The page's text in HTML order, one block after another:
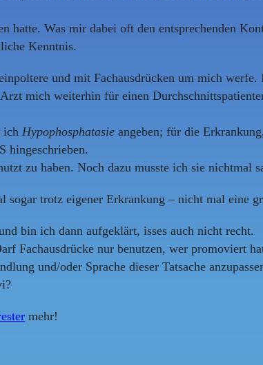
hatte. Was mir dabei oft den entsprechenden
Kenntnis.
und mit Fachausdrücken um mich werfe.
mich weiterhin für einen
ich Hypophosphatasie angeben; für die
hingeschrieben.
zu haben. Noch dazu musste ich sie nichtmal
trotz eigener Erkrankung – nicht mal eine
bin ich dann aufgeklärt, isses auch nicht recht.
Fachausdrücke nur benutzen, wer promoviert
und/oder Sprache dieser Tatsache
mehr!